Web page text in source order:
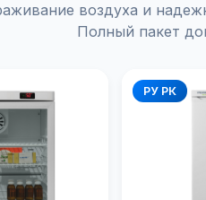
воздуха и
Полный пакет
РУ РК